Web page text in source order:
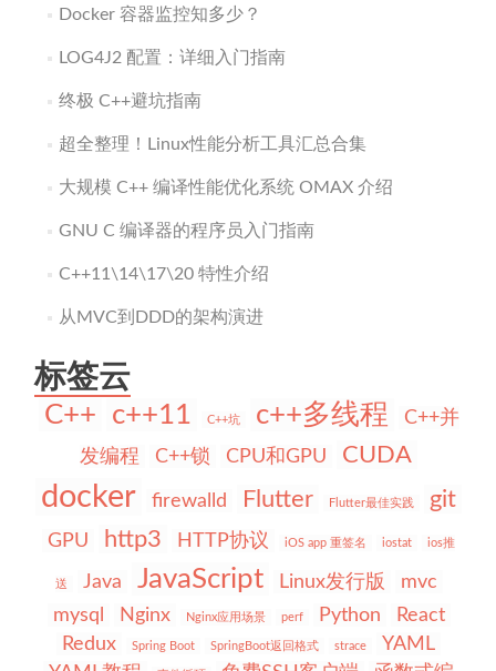
Docker 容器监控知多少？
LOG4J2 配置：详细入门指南
终极 C++避坑指南
超全整理！Linux性能分析工具汇总合集
大规模 C++ 编译性能优化系统 OMAX 介绍
GNU C 编译器的程序员入门指南
C++11\14\17\20 特性介绍
从MVC到DDD的架构演进
标签云
C++ c++11 C++坑 c++多线程 C++并
发编程 C++锁 CPU和GPU CUDA
docker firewalld Flutter Flutter最佳实践 git
GPU http3 HTTP协议 iOS app 重签名 iostat ios推
送 Java JavaScript Linux发行版
mvc
mysql
Nginx Nginx应用场景 perf Python
React
Redux
Spring Boot SpringBoot返回格式 strace
YAML